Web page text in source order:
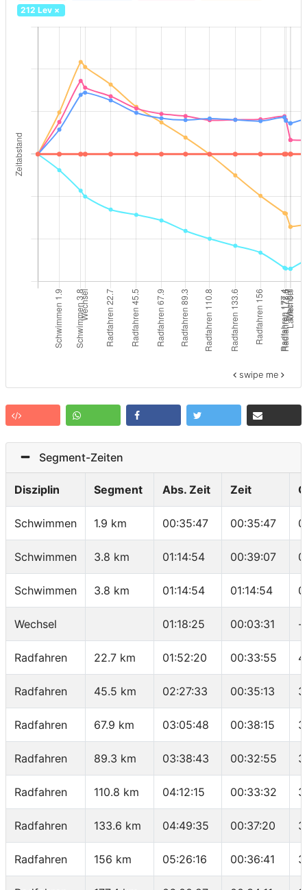
212 Lev×
swipe me
Segment-Zeiten
Disziplin Segment Abs. Zeit Zeit
Schwimmen 1.9 km 00:35:47 00:35:47
Schwimmen 3.8 km 01:14:54 00:39:07
Schwimmen 3.8 km 01:14:54 01:14:54
Wechsel 01:18:25 00:03:31 -
Radfahren 22.7 km 01:52:20 00:33:55
Radfahren 45.5 km 02:27:33 00:35:13
Radfahren 67.9 km 03:05:48 00:38:15
Radfahren 89.3 km 03:38:43 00:32:55
Radfahren 110.8 km 04:12:15 00:33:32
Radfahren 133.6 km 04:49:35 00:37:20
Radfahren 156 km 05:26:16 00:36:41